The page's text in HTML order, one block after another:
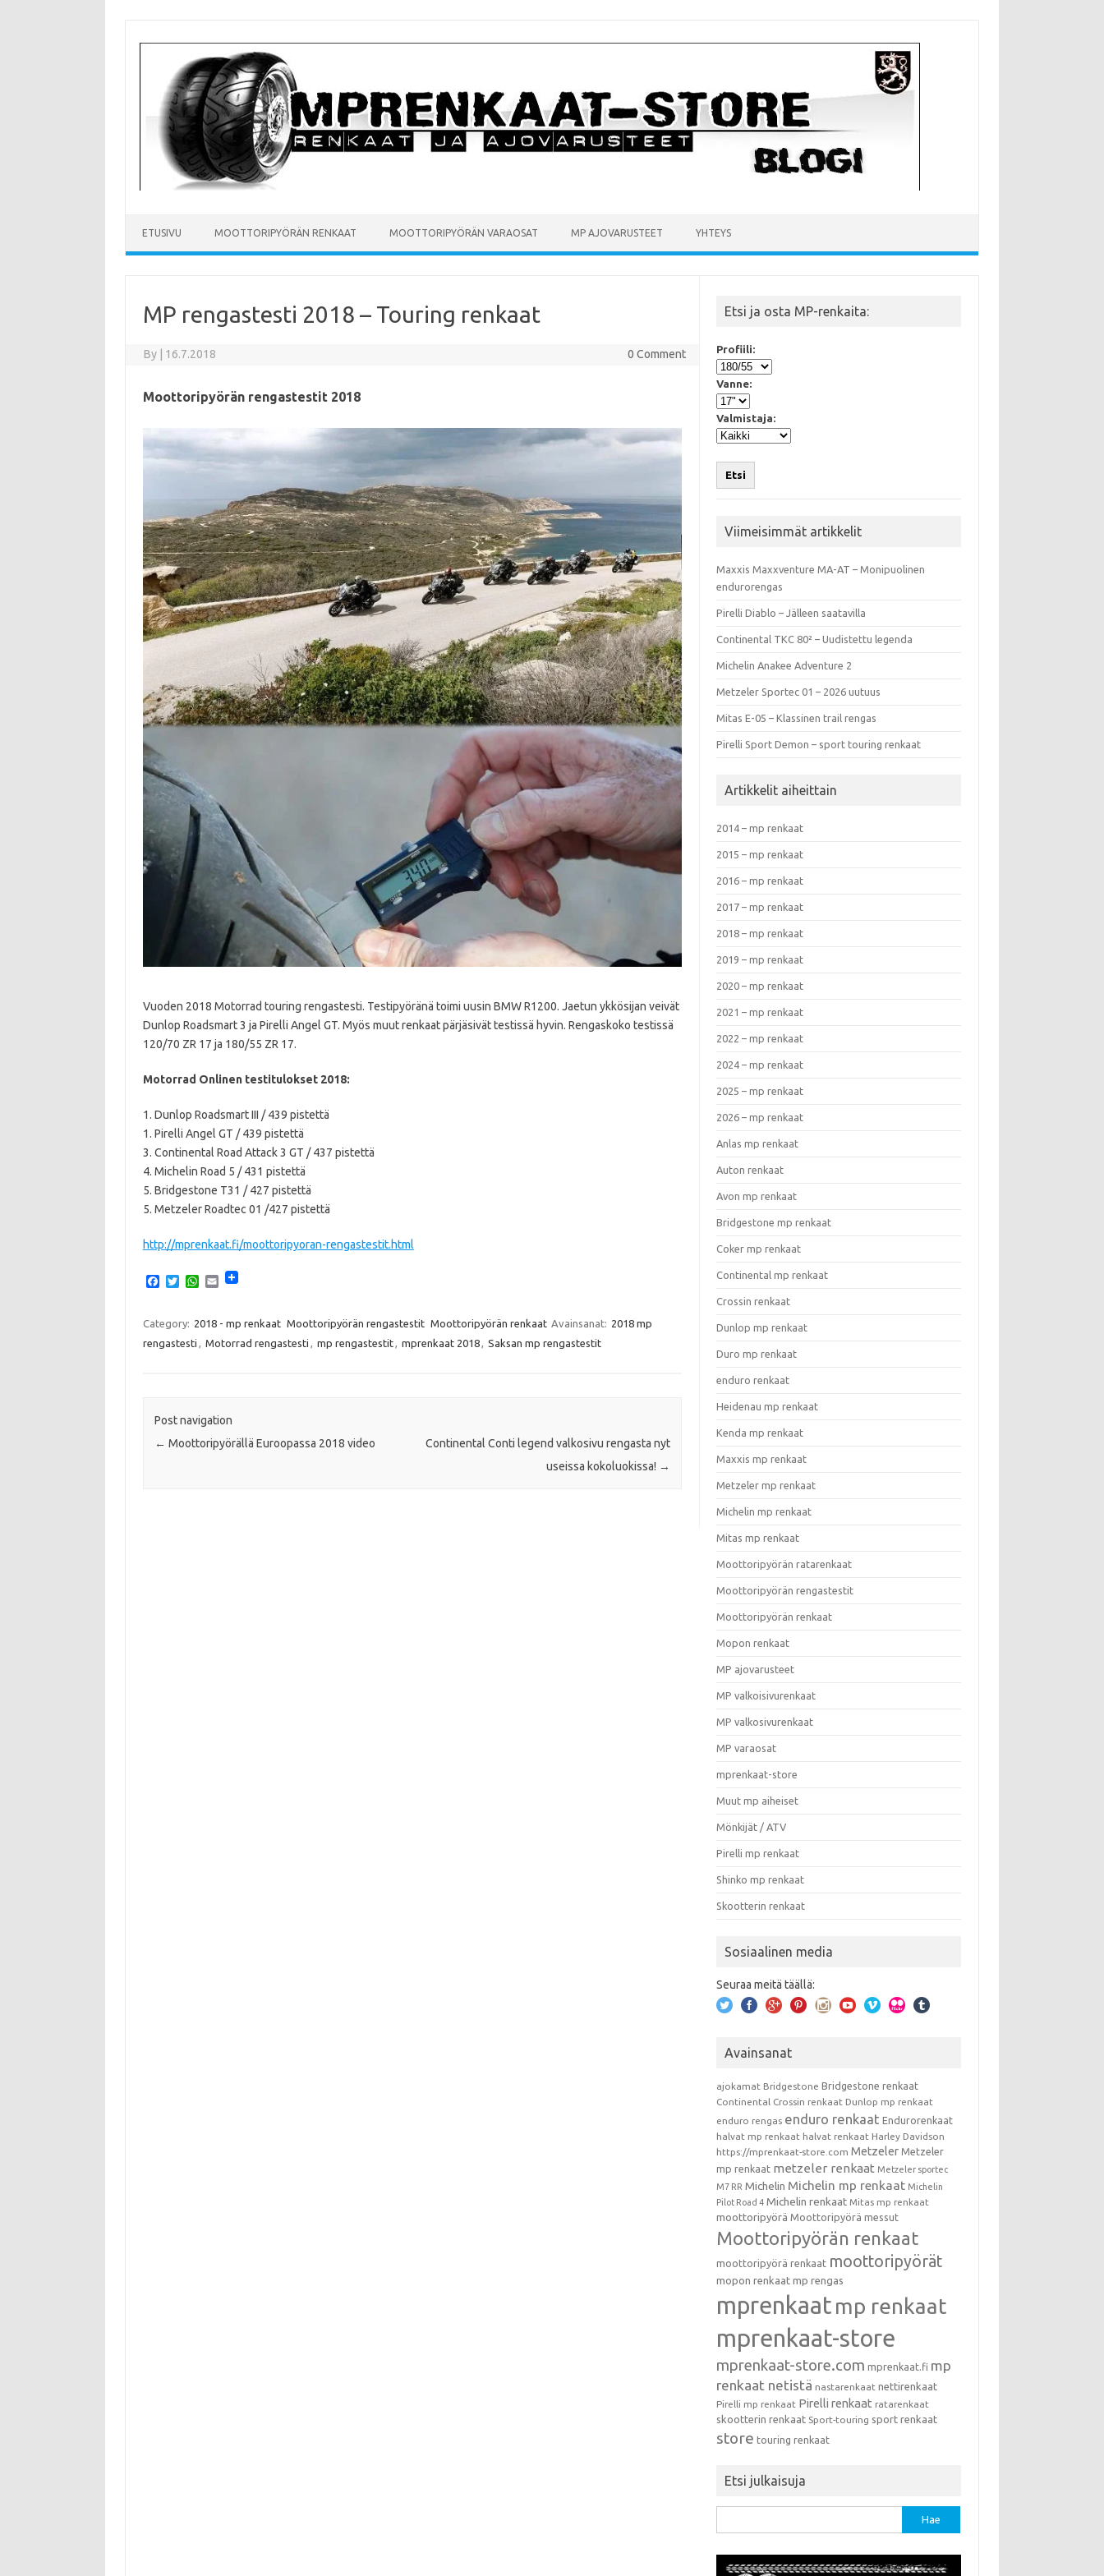
content
ETUSIVU MOOTTORIPYÖRÄN RENKAAT MOOTTORIPYÖRÄN VARAOSAT MP AJOVARUSTEET YHTEYS
MP rengastesti 2018 – Touring renkaat
By 16.7.2018 0 Comment
Moottoripyörän rengastestit 2018
Vuoden 2018 Motorrad touring rengastesti. Testipyöränä toimi uusin BMW R1200. Jaetun ykkösijan veivät
Dunlop Roadsmart 3 ja Pirelli Angel GT. Myös muut renkaat pärjäsivät testissä hyvin. Rengaskoko testissä
120/70 ZR 17 ja 180/55 ZR 17.
Motorrad Onlinen testitulokset 2018:
1. Dunlop Roadsmart III / 439 pistettä
1. Pirelli Angel GT / 439 pistettä
3. Continental Road Attack 3 GT / 437 pistettä
4. Michelin Road 5 / 431 pistettä
5. Bridgestone T31 / 427 pistettä
5. Metzeler Roadtec 01 /427 pistettä
http://mprenkaat.fi/moottoripyoran-rengastestit.html
F
e
b
o
T
t
t
e
W
t
A
E
i
Category: 2018 - mp renkaat Moottoripyörän rengastestit Moottoripyörän renkaat Avainsanat: 2018 mp
rengastesti , Motorrad rengastesti , mp rengastestit, mprenkaat 2018, Saksan mp rengastestit
Post navigation
← Moottoripyörällä Euroopassa 2018 video
Continental Conti legend valkosivu rengasta nyt
useissa kokoluokissa! →
Etsi ja osta MP-renkaita:
Profiili:
Vanne:
Valmistaja:
Etsi
Viimeisimmät artikkelit
Maxxis Maxxventure MA-AT – Monipuolinen
endurorengas
Pirelli Diablo – Jälleen saatavilla
Continental TKC 80² – Uudistettu legenda
Michelin Anakee Adventure 2
Metzeler Sportec 01 – 2026 uutuus
Mitas E-05 – Klassinen trail rengas
Pirelli Sport Demon – sport touring renkaat
Artikkelit aiheittain
2014 – mp renkaat
2015 – mp renkaat
2016 – mp renkaat
2017 – mp renkaat
2018 – mp renkaat
2019 – mp renkaat
2020 – mp renkaat
2021 – mp renkaat
2022 – mp renkaat
2024 – mp renkaat
2025 – mp renkaat
2026 – mp renkaat
Anlas mp renkaat
Auton renkaat
Avon mp renkaat
Bridgestone mp renkaat
Coker mp renkaat
Continental mp renkaat
Crossin renkaat
Dunlop mp renkaat
Duro mp renkaat
enduro renkaat
Heidenau mp renkaat
Kenda mp renkaat
Maxxis mp renkaat
Metzeler mp renkaat
Michelin mp renkaat
Mitas mp renkaat
Moottoripyörän ratarenkaat
Moottoripyörän rengastestit
Moottoripyörän renkaat
Mopon renkaat
MP ajovarusteet
MP valkoisivurenkaat
MP valkosivurenkaat
MP varaosat
mprenkaat-store
Muut mp aiheiset
Mönkijät / ATV
Pirelli mp renkaat
Shinko mp renkaat
Skootterin renkaat
Sosiaalinen media
Seuraa meitä täällä:
Avainsanat
ajokamat Bridgestone Bridgestone renkaat
Continental Crossin renkaat Dunlop mp renkaat
enduro rengas enduro renkaat Endurorenkaat
halvat mp renkaat halvat renkaat Harley Davidson
https://mprenkaat-store.com Metzeler Metzeler
mp renkaat metzeler renkaat Metzeler sportec
M7 RR Michelin Michelin mp renkaat Michelin
Pilot Road 4 Michelin renkaat Mitas mp renkaat
moottoripyörä Moottoripyörä messut
Moottoripyörän renkaat
moottoripyörä renkaat moottoripyörät
mopon renkaat mp rengas
mprenkaat mp renkaat
mprenkaat-store
mprenkaat-store.com mprenkaat.fi mp
renkaat netistä nastarenkaat nettirenkaat
Pirelli mp renkaat Pirelli renkaat ratarenkaat
skootterin renkaat Sport-touring sport renkaat
store touring renkaat
Etsi julkaisuja